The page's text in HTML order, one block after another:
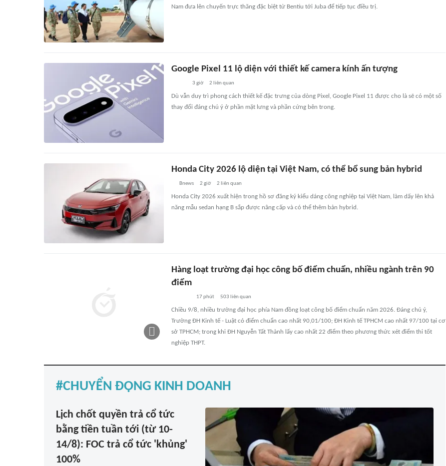
Nam đưa lên chuyến trực thăng đặc biệt từ Bentiu tới Juba để tiếp tục điều trị.
Google Pixel 11 lộ diện với thiết kế camera kính ấn tượng
3 giờ 2 liên quan
Dù vẫn duy trì phong cách thiết kế đặc trưng của dòng Pixel, Google Pixel 11 được cho là sẽ có một số
thay đổi đáng chú ý ở phần mặt lưng và phần cứng bên trong.
Honda City 2026 lộ diện tại Việt Nam, có thể bổ sung bản hybrid
Bnews 2 giờ 2 liên quan
Honda City 2026 xuất hiện trong hồ sơ đăng ký kiểu dáng công nghiệp tại Việt Nam, làm dấy lên khả
năng mẫu sedan hạng B sắp được nâng cấp và có thể thêm bản hybrid.
Hàng loạt trường đại học công bố điểm chuẩn, nhiều ngành trên 90
điểm
17 phút 503 liên quan
Chiều 9/8, nhiều trường đại học phía Nam đồng loạt công bố điểm chuẩn năm 2026. Đáng chú ý,
Trường ĐH Kinh tế - Luật có điểm chuẩn cao nhất 90,01/100; ĐH Kinh tế TPHCM cao nhất 97/100 tại cơ
sở TPHCM; trong khi ĐH Nguyễn Tất Thành lấy cao nhất 22 điểm theo phương thức xét điểm thi tốt
nghiệp THPT.
CHUYỂN ĐỘNG KINH DOANH
Lịch chốt quyền trả cổ tức
bằng tiền tuần tới (từ 10-
14/8): FOC trả cổ tức 'khủng'
100%